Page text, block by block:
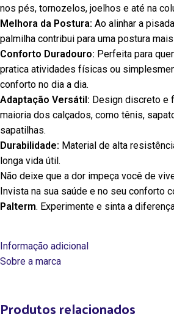
nos pés, tornozelos, joelhos e até na
Melhora da Postura: Ao alinhar a
palmilha contribui para uma postura
Conforto Duradouro: Perfeita para
pratica atividades físicas ou
conforto no dia a dia.
Adaptação Versátil: Design discreto e
maioria dos calçados, como tênis,
sapatilhas.
Durabilidade: Material de alta
longa vida útil.
Não deixe que a dor impeça você de
Invista na sua saúde e no seu conforto
Palterm. Experimente e sinta a
Informação adicional
Sobre a marca
Produtos relacionados